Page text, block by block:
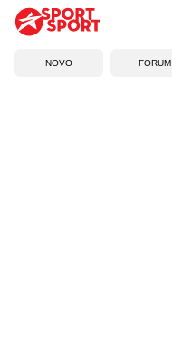
NOVO FORUM